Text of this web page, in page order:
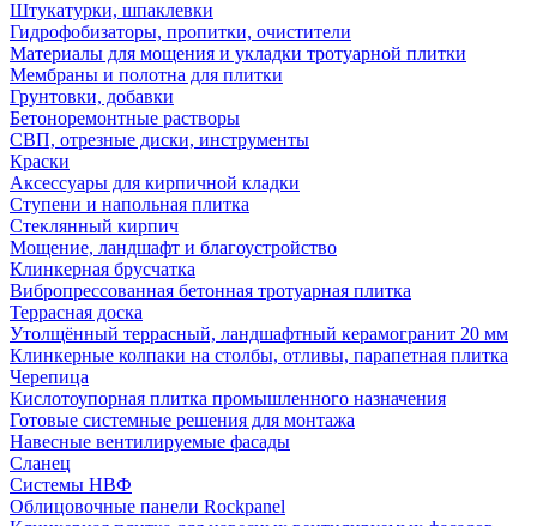
Штукатурки, шпаклевки
Гидрофобизаторы, пропитки, очистители
Материалы для мощения и укладки тротуарной плитки
Мембраны и полотна для плитки
Грунтовки, добавки
Бетоноремонтные растворы
СВП, отрезные диски, инструменты
Краски
Аксессуары для кирпичной кладки
Ступени и напольная плитка
Cтеклянный кирпич
Мощение, ландшафт и благоустройство
Клинкерная брусчатка
Вибропрессованная бетонная тротуарная плитка
Террасная доска
Утолщённый террасный, ландшафтный керамогранит 20 мм
Клинкерные колпаки на столбы, отливы, парапетная плитка
Черепица
Кислотоупорная плитка промышленного назначения
Готовые системные решения для монтажа
Навесные вентилируемые фасады
Сланец
Системы НВФ
Облицовочные панели Rockpanel